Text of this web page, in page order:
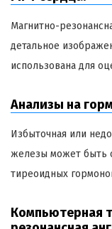
Магнитно-
детальное
использована для
Анализы на
Избыточная или
железы может быть
тиреоидных
Компьютерная